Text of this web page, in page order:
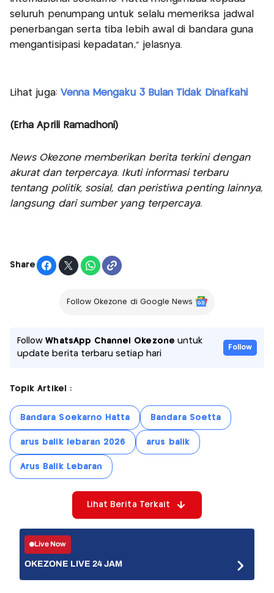
seluruh penumpang untuk selalu memeriksa jadwal
penerbangan serta tiba lebih awal di bandara guna
mengantisipasi kepadatan,” jelasnya.
Lihat juga: Venna Mengaku 3 Bulan Tidak Dinafkahi
(Erha Aprili Ramadhoni)
News Okezone memberikan berita terkini dengan
akurat dan terpercaya. Ikuti informasi terbaru
tentang politik, sosial, dan peristiwa penting lainnya,
langsung dari sumber yang terpercaya.
Share
Follow Okezone di Google News
FollowWhatsApp Channel Okezone untuk
update berita terbaru setiap hari
Follow
Topik Artikel :
Bandara Soekarno Hatta Bandara Soetta
arus balik lebaran 2026 arus balik
Arus Balik Lebaran
Lihat Berita Terkait
Live Now
OKEZONE LIVE 24 JAM